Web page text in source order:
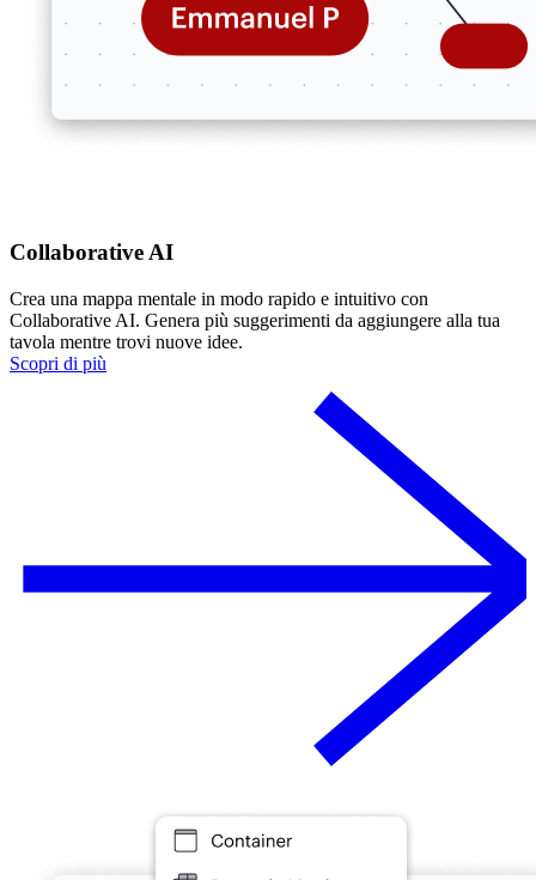
Collaborative AI
Crea una mappa mentale in modo rapido e intuitivo con
Collaborative AI. Genera più suggerimenti da aggiungere alla tua
tavola mentre trovi nuove idee.
Scopri di più